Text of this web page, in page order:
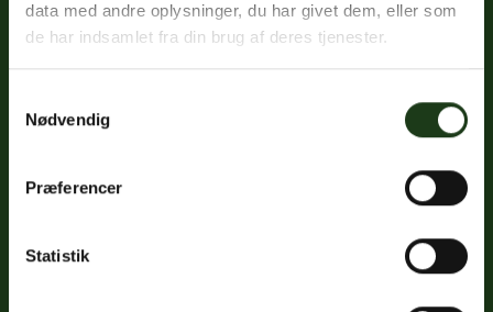
data med andre oplysninger, du har givet dem, eller som
de har indsamlet fra din brug af deres tjenester.
Nødvendig
Præferencer
Statistik
Sociale medier
Instagram
Google
Links